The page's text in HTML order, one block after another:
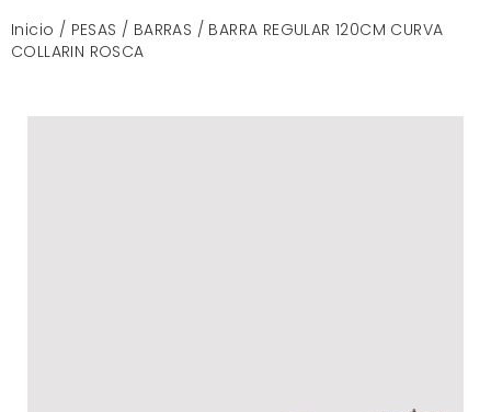
Inicio / PESAS / BARRAS / BARRA REGULAR 120CM CURVA
COLLARIN ROSCA